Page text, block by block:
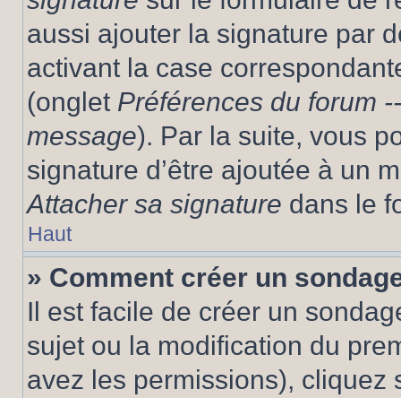
aussi ajouter la signature par
activant la case
(onglet Préférences du forum
message). Par la suite, vous
signature d’être ajoutée à un
Attacher sa signature dans le
Haut
» Comment créer un
Il est facile de créer un
sujet ou la modification du
avez les permissions), cliquez